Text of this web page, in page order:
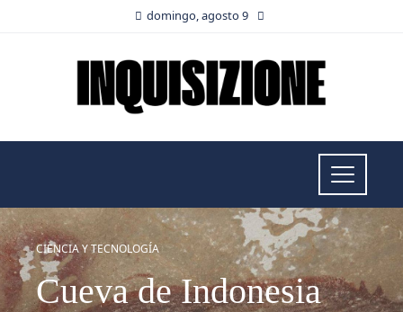
domingo, agosto 9
CIENCIA Y TECNOLOGÍA
Cueva de Indonesia